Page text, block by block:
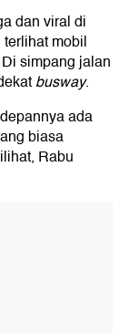
dan viral di
mobil
simpang jalan
busway.
ada
biasa
Rabu